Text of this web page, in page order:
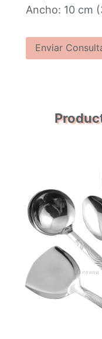
Ancho: 10 cm
Enviar